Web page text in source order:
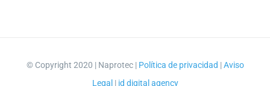
© Copyright 2020 | Naprotec | Política de privacidad |Aviso
Legal | id digital agency